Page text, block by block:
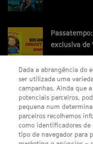
exclusiva de
SEGUE-NOS
Dada a abrangência do
ser utilizada uma
campanhas. Ainda que
potenciais parceiros,
pequena num
parceiros recolhemos
como identificadores de
tipo de navegador para